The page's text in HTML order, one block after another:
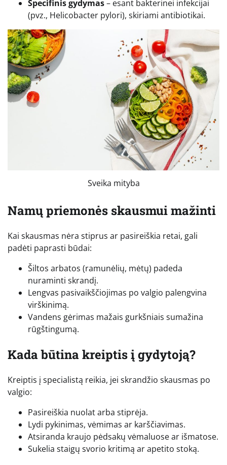
Specifinis gydymas– esant bakterinei infekcijai
(pvz., Helicobacter pylori), skiriami antibiotikai.
Sveika mityba
Namų priemonės skausmui mažinti
Kai skausmas nėra stiprus ar pasireiškia retai, gali
padėti paprasti būdai:
Šiltos arbatos (ramunėlių, mėtų) padeda
nuraminti skrandį.
Lengvas pasivaikščiojimas po valgio palengvina
virškinimą.
Vandens gėrimas mažais gurkšniais sumažina
rūgštingumą.
Kada būtina kreiptis į gydytoją?
Kreiptis į specialistą reikia, jei skrandžio skausmas po
valgio:
Pasireiškia nuolat arba stiprėja.
Lydi pykinimas, vėmimas ar karščiavimas.
Atsiranda kraujo pėdsakų vėmaluose ar išmatose.
Sukelia staigų svorio kritimą ar apetito stoką.